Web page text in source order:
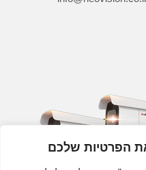
את הפרטיות שלכם